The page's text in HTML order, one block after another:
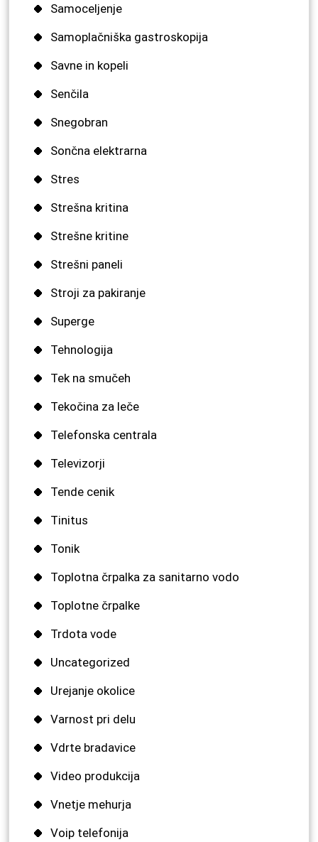
Samoceljenje
Samoplačniška gastroskopija
Savne in kopeli
Senčila
Snegobran
Sončna elektrarna
Stres
Strešna kritina
Strešne kritine
Strešni paneli
Stroji za pakiranje
Superge
Tehnologija
Tek na smučeh
Tekočina za leče
Telefonska centrala
Televizorji
Tende cenik
Tinitus
Tonik
Toplotna črpalka za sanitarno vodo
Toplotne črpalke
Trdota vode
Uncategorized
Urejanje okolice
Varnost pri delu
Vdrte bradavice
Video produkcija
Vnetje mehurja
Voip telefonija